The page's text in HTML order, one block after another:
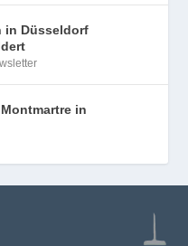
in Düsseldorf
in